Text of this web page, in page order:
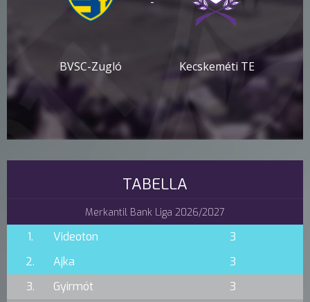
BVSC-Zugló Kecskeméti TE
TABELLA
Merkantil Bank Liga 2026/2027
1. Videoton
3
2.
Ajka
3
3.
Gyirmót
3